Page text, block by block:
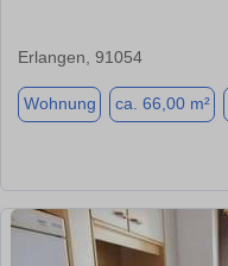
Erlangen, 91054
Wohnung ca. 66,00 m²